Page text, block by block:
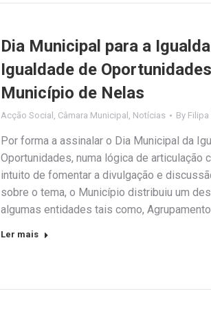
Dia Municipal para a
Igualdade de
Município de Nelas
Acção Social Câmara Municipal Notícias By Filipa
Por forma a assinalar o Dia Municipal da
Oportunidades, numa lógica de articulação
intuito de fomentar a divulgação e
sobre o tema, o Município distribuiu um
algumas entidades tais como,
Ler mais